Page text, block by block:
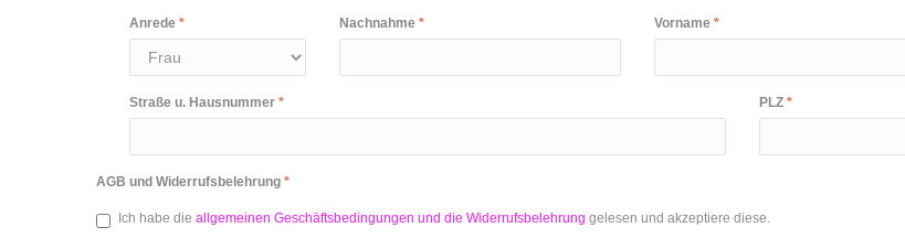
Anrede Nachnahme Vorname
Straße u. Hausnummer PLZ
AGB und Widerrufsbelehrung
Ich habe die allgemeinen Geschäftsbedingungen und die Widerrufsbelehrung gelesen und akzeptiere diese.